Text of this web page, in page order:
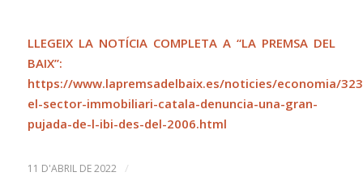
LLEGEIX LA NOTÍCIA COMPLETA A “LA PREMSA DEL
BAIX”:
https://www.lapremsadelbaix.es/noticies/economia/
el-sector-immobiliari-catala-denuncia-una-gran-
pujada-de-l-ibi-des-del-2006.html
11 D'ABRIL DE 2022 /